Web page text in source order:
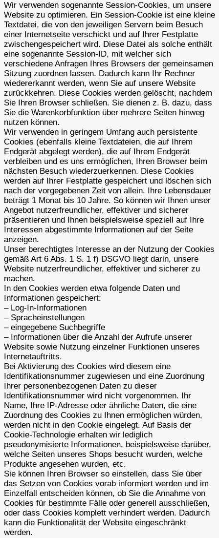
Wir verwenden sogenannte Session-Cookies, um unsere
Website zu optimieren. Ein Session-Cookie ist eine kleine
Textdatei, die von den jeweiligen Servern beim Besuch
einer Internetseite verschickt und auf Ihrer Festplatte
zwischengespeichert wird. Diese Datei als solche enthält
eine sogenannte Session-ID, mit welcher sich
verschiedene Anfragen Ihres Browsers der gemeinsamen
Sitzung zuordnen lassen. Dadurch kann Ihr Rechner
wiedererkannt werden, wenn Sie auf unsere Website
zurückkehren. Diese Cookies werden gelöscht, nachdem
Sie Ihren Browser schließen. Sie dienen z. B. dazu, dass
Sie die Warenkorbfunktion über mehrere Seiten hinweg
nutzen können.
Wir verwenden in geringem Umfang auch persistente
Cookies (ebenfalls kleine Textdateien, die auf Ihrem
Endgerät abgelegt werden), die auf Ihrem Endgerät
verbleiben und es uns ermöglichen, Ihren Browser beim
nächsten Besuch wiederzuerkennen. Diese Cookies
werden auf Ihrer Festplatte gespeichert und löschen sich
nach der vorgegebenen Zeit von allein. Ihre Lebensdauer
beträgt 1 Monat bis 10 Jahre. So können wir Ihnen unser
Angebot nutzerfreundlicher, effektiver und sicherer
präsentieren und Ihnen beispielsweise speziell auf Ihre
Interessen abgestimmte Informationen auf der Seite
anzeigen.
Unser berechtigtes Interesse an der Nutzung der Cookies
gemäß Art 6 Abs. 1 S. 1 f) DSGVO liegt darin, unsere
Website nutzerfreundlicher, effektiver und sicherer zu
machen.
In den Cookies werden etwa folgende Daten und
Informationen gespeichert:
– Log-In-Informationen
– Spracheinstellungen
– eingegebene Suchbegriffe
– Informationen über die Anzahl der Aufrufe unserer
Website sowie Nutzung einzelner Funktionen unseres
Internetauftritts.
Bei Aktivierung des Cookies wird diesem eine
Identifikationsnummer zugewiesen und eine Zuordnung
Ihrer personenbezogenen Daten zu dieser
Identifikationsnummer wird nicht vorgenommen. Ihr
Name, Ihre IP-Adresse oder ähnliche Daten, die eine
Zuordnung des Cookies zu Ihnen ermöglichen würden,
werden nicht in den Cookie eingelegt. Auf Basis der
Cookie-Technologie erhalten wir lediglich
pseudonymisierte Informationen, beispielsweise darüber,
welche Seiten unseres Shops besucht wurden, welche
Produkte angesehen wurden, etc.
Sie können Ihren Browser so einstellen, dass Sie über
das Setzen von Cookies vorab informiert werden und im
Einzelfall entscheiden können, ob Sie die Annahme von
Cookies für bestimmte Fälle oder generell ausschließen,
oder dass Cookies komplett verhindert werden. Dadurch
kann die Funktionalität der Website eingeschränkt
werden.